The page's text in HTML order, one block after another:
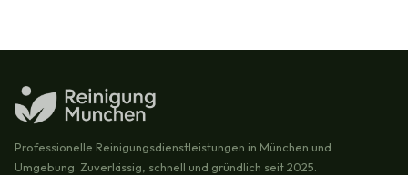
Professionelle Reinigungsdienstleistungen in München und
Umgebung. Zuverlässig, schnell und gründlich seit 2025.